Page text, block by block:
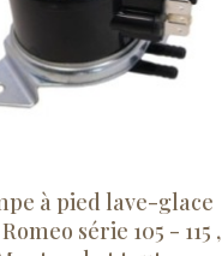
à pied lave-glace
série 105 - 115 ,